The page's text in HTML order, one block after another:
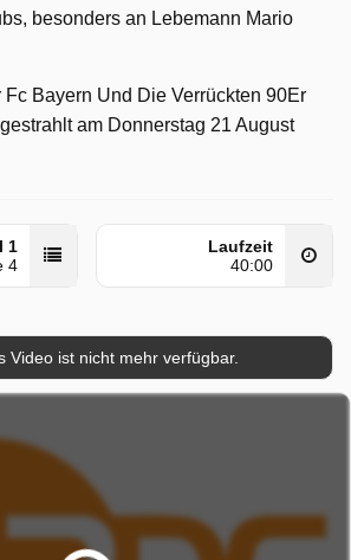
besonders an Lebemann Mario
Bayern Und Die Verrückten 90Er
am Donnerstag 21 August
1
4
Laufzeit
40:00
Video ist nicht mehr verfügbar.